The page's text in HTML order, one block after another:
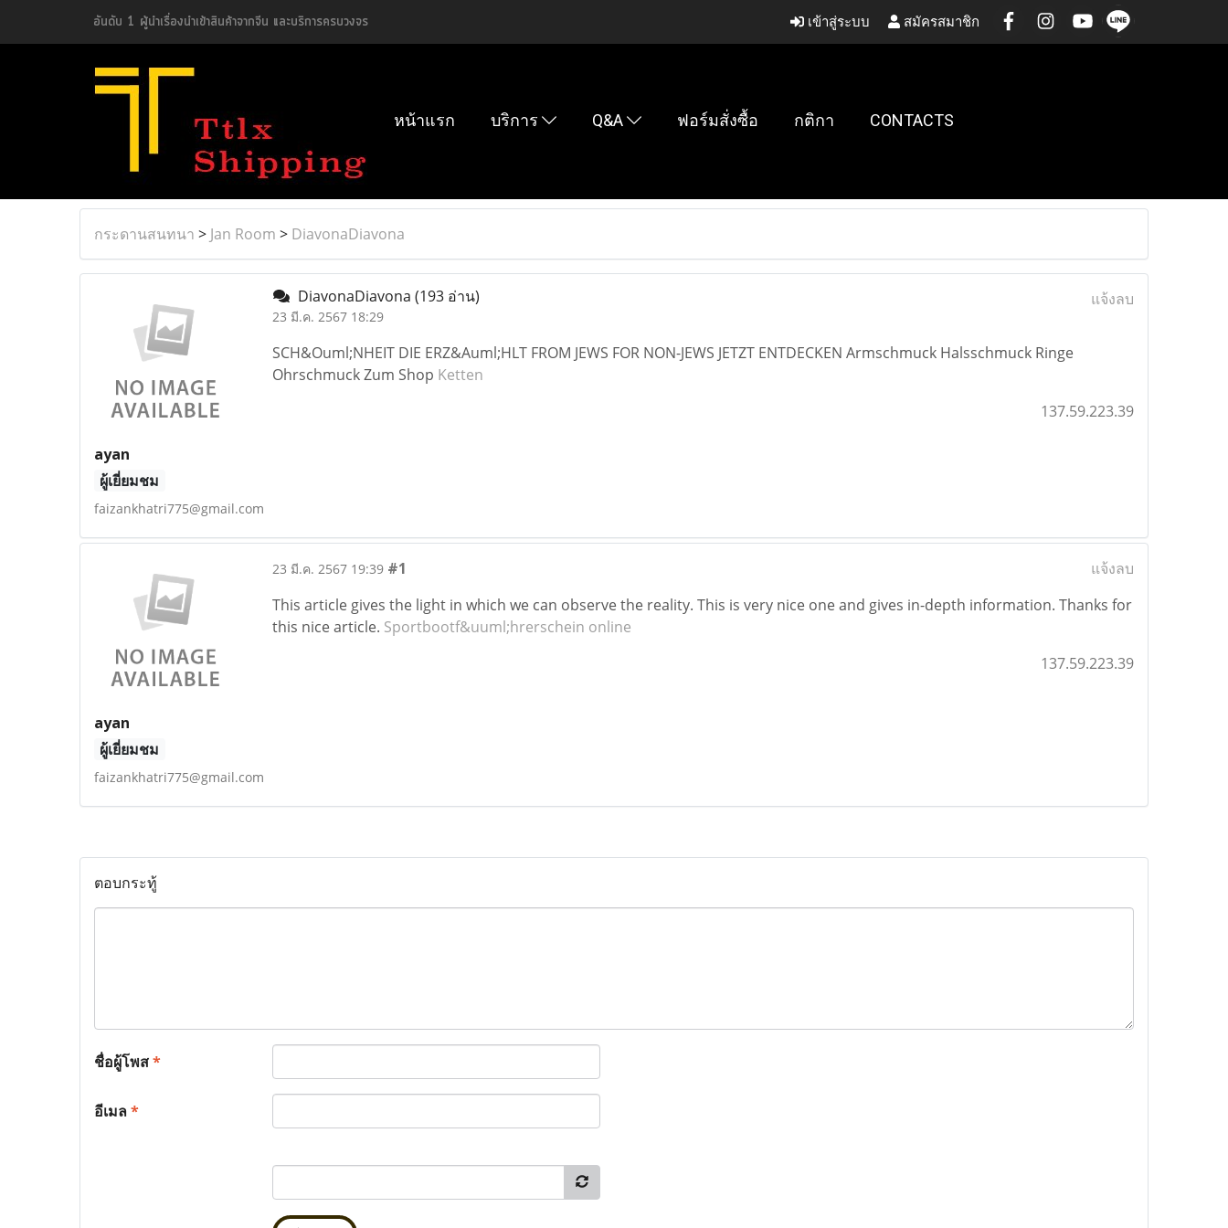
อันดับ 1 ผู้นำเรื่องนำเข้าสินค้าจากจีน และบริการครบวงจร เข้าสู่ระบบ สมัครสมาชิก
หน้าแรก บริการ Q&A ฟอร์มสั่งซื้อ กติกา CONTACTS
กระดานสนทนา > Jan Room > DiavonaDiavona
ayan
ผู้เยี่ยมชม
faizankhatri775@gmail.com
DiavonaDiavona (193 อ่าน)
23 มี.ค. 2567 18:29
แจ้งลบ
SCH&Ouml;NHEIT DIE ERZ&Auml;HLT FROM JEWS FOR NON-JEWS JETZT ENTDECKEN Armschmuck Halsschmuck Ringe
Ohrschmuck Zum Shop Ketten
137.59.223.39
ayan
ผู้เยี่ยมชม
faizankhatri775@gmail.com
23 มี.ค. 2567 19:39 #1
แจ้งลบ
This article gives the light in which we can observe the reality. This is very nice one and gives in-depth information. Thanks for
this nice article. Sportbootf&uuml;hrerschein online
137.59.223.39
ตอบกระทู้
ชื่อผู้โพส*
อีเมล*